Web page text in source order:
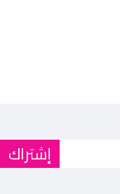
إشتراك